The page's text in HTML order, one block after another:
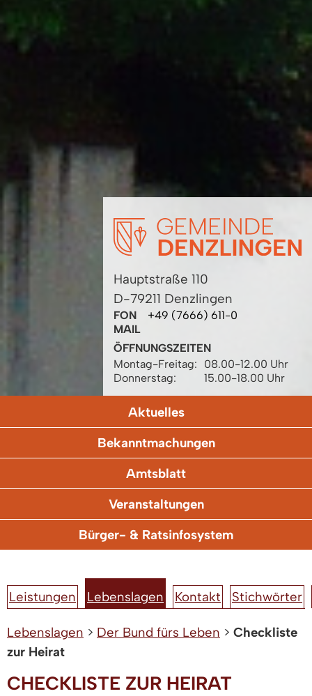
Hauptstraße 110
D-79211 Denzlingen
FON
+49 (7666) 611-0
MAIL
ÖFFNUNGSZEITEN
Montag-Freitag:
08.00-12.00 Uhr
Donnerstag:
15.00-18.00 Uhr
Aktuelles
Bekanntmachungen
Amtsblatt
Veranstaltungen
Bürger- & Ratsinfosystem
Leistungen Lebenslagen Kontakt Stichwörter
Lebenslagen > Der Bund fürs Leben > Checkliste
zur Heirat
CHECKLISTE ZUR HEIRAT